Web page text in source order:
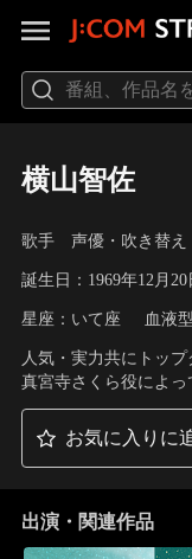
横山智佐
歌手 声優・吹き替え
誕生日：1969年12月20
星座：いて座 血液
人気・実力共にトッ
真宮寺さくら役によっ
お気に入りに
出演・関連作品